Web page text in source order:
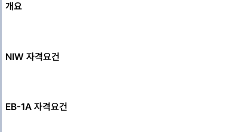
개요
NIW 자격요건
EB-1A 자격요건